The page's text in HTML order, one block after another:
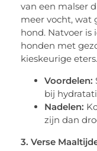
van een malser
meer vocht, wat
hond. Natvoer is
honden met
kieskeurige eters.
Voordelen:
bij
Nadelen:
zijn dan
3. Verse